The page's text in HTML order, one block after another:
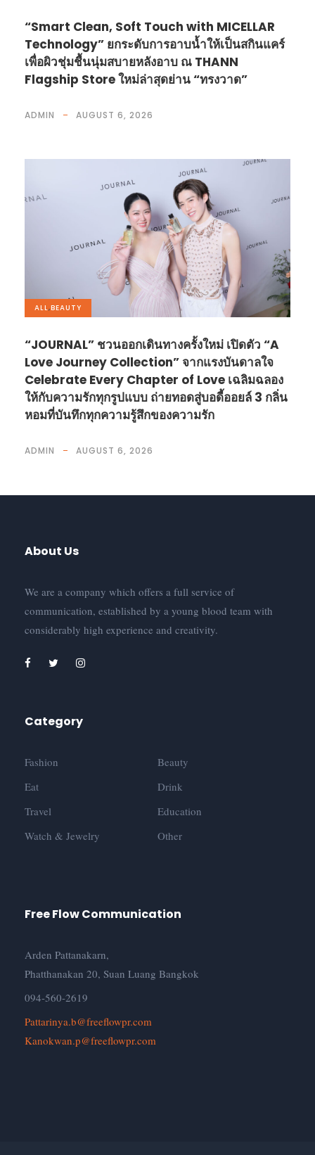
“Smart Clean, Soft Touch with MICELLAR
Technology” ยกระดับการอาบน้ำให้เป็นสกินแคร์
เพื่อผิวชุ่มชื้นนุ่มสบายหลังอาบ ณ THANN
Flagship Store ใหม่ล่าสุดย่าน “ทรงวาด”
ADMIN AUGUST 6, 2026
ALL,BEAUTY
“JOURNAL” ชวนออกเดินทางครั้งใหม่ เปิดตัว “A
Love Journey Collection” จากแรงบันดาลใจ
Celebrate Every Chapter of Love เฉลิมฉลอง
ให้กับความรักทุกรูปแบบ ถ่ายทอดสู่บอดี้ออยล์ 3 กลิ่น
หอมที่บันทึกทุกความรู้สึกของความรัก
ADMIN AUGUST 6, 2026
About Us
We are a company which offers a full service of
communication, established by a young blood team with
considerably high experience and creativity.
Category
Fashion
Beauty
Eat
Drink
Travel
Education
Watch & Jewelry
Other
Free Flow Communication
Arden Pattanakarn,
Phatthanakan 20, Suan Luang Bangkok
094-560-2619
Pattarinya.b@freeflowpr.com
Kanokwan.p@freeflowpr.com